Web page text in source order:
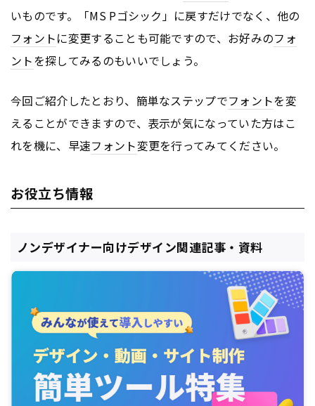
いものです。「MS Pゴシック」に戻すだけでなく、他の
フォントに変更することも可能ですので、お好みのフォ
ントを探してみるのもいいでしょう。
今回ご紹介したとおり、簡単なステップでフォントを変
えることができますので、表示が気になっていた方はこ
れを機に、早速フォント変更を行ってみてください。
お役立ち情報
ノンデザイナー向けデザイン関連記事・資料